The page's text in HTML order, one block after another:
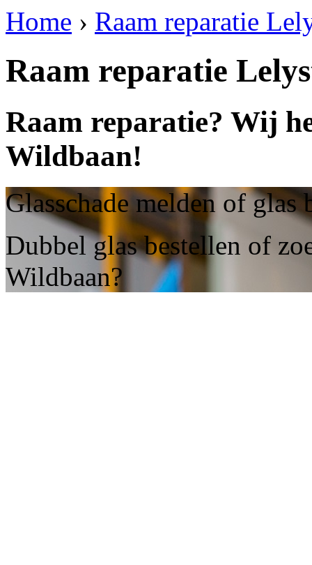
Home › Raam reparatie
Raam reparatie
Raam reparatie? Wij
Wildbaan!
Glasschade melden of
Dubbel glas bestellen of
Wildbaan?